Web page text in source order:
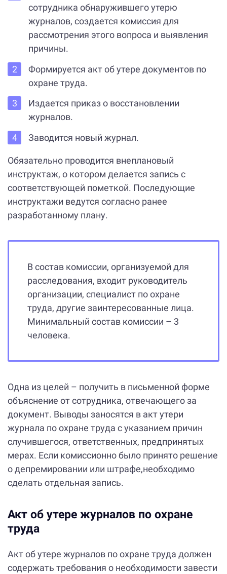
сотрудника обнаружившего утерю
журналов, создается комиссия для
рассмотрения этого вопроса и выявления
причины.
Формируется акт об утере документов по
охране труда.
Издается приказ о восстановлении
журналов.
Заводится новый журнал.
Обязательно проводится внеплановый
инструктаж, о котором делается запись с
соответствующей пометкой. Последующие
инструктажи ведутся согласно ранее
разработанному плану.
В состав комиссии, организуемой для
расследования, входит руководитель
организации, специалист по охране
труда, другие заинтересованные лица.
Минимальный состав комиссии – 3
человека.
Одна из целей – получить в письменной форме
объяснение от сотрудника, отвечающего за
документ. Выводы заносятся в акт утери
журнала по охране труда с указанием причин
случившегося, ответственных, предпринятых
мерах. Если комиссионно было принято решение
о депремировании или штрафе,необходимо
сделать отдельная запись.
Акт об утере журналов по охране
труда
Акт об утере журналов по охране труда должен
содержать требования о необходимости завести